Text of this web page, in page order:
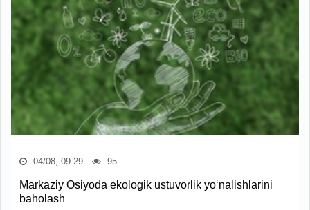
04/08, 09:29 95
Markaziy Osiyoda ekologik ustuvorlik yo‘nalishlarini
baholash